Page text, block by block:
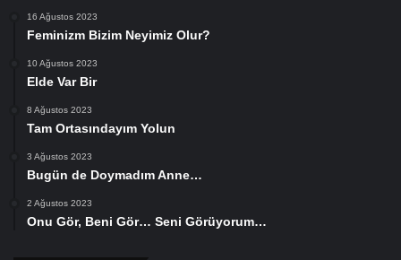
16 Ağustos 2023
Feminizm Bizim Neyimiz Olur?
10 Ağustos 2023
Elde Var Bir
8 Ağustos 2023
Tam Ortasındayım Yolun
3 Ağustos 2023
Bugün de Doymadım Anne…
2 Ağustos 2023
Onu Gör, Beni Gör… Seni Görüyorum…